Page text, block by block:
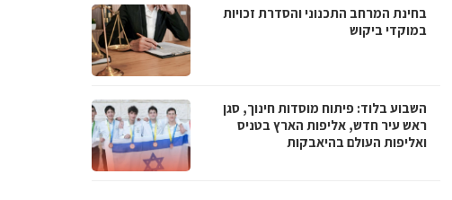
בחינת המרחב התכנוני והסדרת זכויות
במוקדי ביקוש
השבוע בלוד: פיתוח מוסדות חינוך, סגן
ראש עיר חדש, אליפות הארץ בטניס
ואליפות העולם בהיאבקות